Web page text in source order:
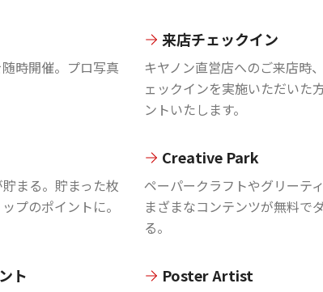
時開催。プロ写真
来店チェックイン
キヤノン直営店へのご来店時
ェックインを実施いただいた
ントいたします。
まる。貯まった枚
プのポイントに。
Creative Park
ペーパークラフトやグリーテ
まざまなコンテンツが無料で
る。
ト Poster Artist